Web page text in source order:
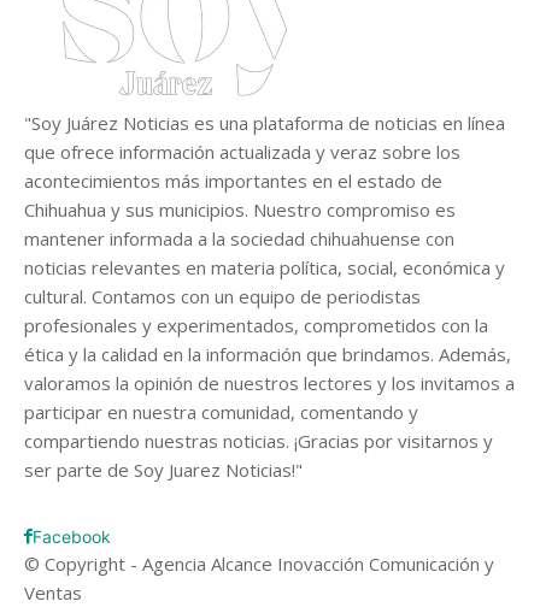
"Soy Juárez Noticias es una plataforma de noticias en línea
que ofrece información actualizada y veraz sobre los
acontecimientos más importantes en el estado de
Chihuahua y sus municipios. Nuestro compromiso es
mantener informada a la sociedad chihuahuense con
noticias relevantes en materia política, social, económica y
cultural. Contamos con un equipo de periodistas
profesionales y experimentados, comprometidos con la
ética y la calidad en la información que brindamos. Además,
valoramos la opinión de nuestros lectores y los invitamos a
participar en nuestra comunidad, comentando y
compartiendo nuestras noticias. ¡Gracias por visitarnos y
ser parte de Soy Juarez Noticias!"
Facebook
© Copyright - Agencia Alcance Inovacción Comunicación y
Ventas